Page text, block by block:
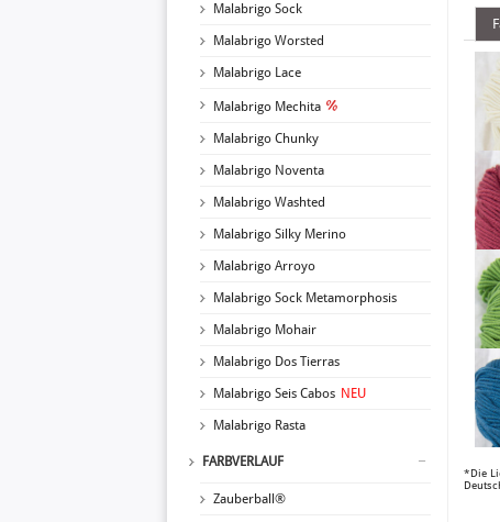
Malabrigo Sock
Malabrigo Worsted
Malabrigo Lace
Malabrigo Mechita
Malabrigo Chunky
Malabrigo Noventa
Malabrigo Washted
Malabrigo Silky Merino
Malabrigo Arroyo
Malabrigo Sock Metamorphosis
Malabrigo Mohair
Malabrigo Dos Tierras
Malabrigo Seis Cabos NEU
Malabrigo Rasta
FARBVERLAUF
Zauberball®
*Die